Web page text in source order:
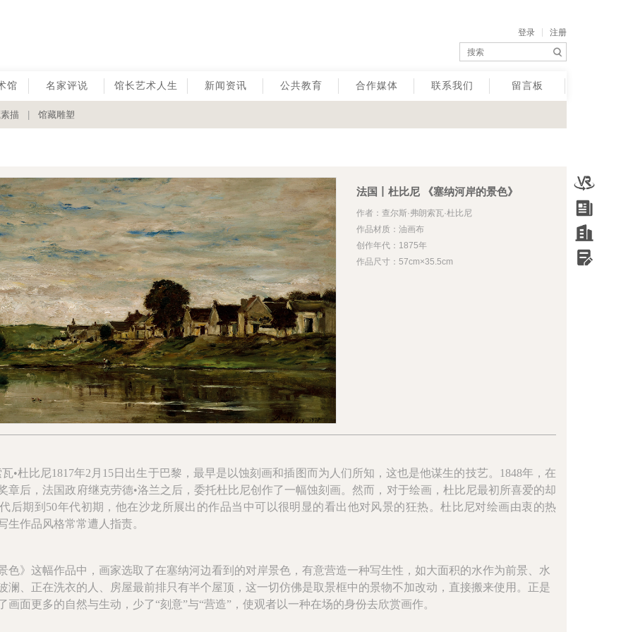
登录 注册
馆 名家评说 馆长艺术人生 新闻资讯 公共教育 合作媒体 联系我们 留言板
描 馆藏雕塑
法国丨杜比尼 《塞纳河岸的景色》
作者：查尔斯·弗朗索瓦·杜比尼
作品材质：油画布
创作年代：1875年
作品尺寸：57cm×35.5cm
杜比尼1817年2月15日出生于巴黎，最早是以蚀刻画和插图而为人们所知，这也是他谋生的技艺。1848年，在
章后，法国政府继克劳德•洛兰之后，委托杜比尼创作了一幅蚀刻画。然而，对于绘画，杜比尼最初所喜爱的却
后期到50年代初期，他在沙龙所展出的作品当中可以很明显的看出他对风景的狂热。杜比尼对绘画由衷的热
生作品风格常常遭人指责。
》这幅作品中，画家选取了在塞纳河边看到的对岸景色，有意营造一种写生性，如大面积的水作为前景、水
澜、正在洗衣的人、房屋最前排只有半个屋顶，这一切仿佛是取景框中的景物不加改动，直接搬来使用。正是
画面更多的自然与生动，少了“刻意”与“营造”，使观者以一种在场的身份去欣赏画作。